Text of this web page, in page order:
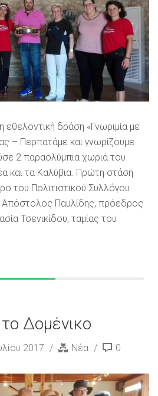
εθελοντική δράση «Γνωριμία με
– Περπατάμε και γνωρίζουμε
2 παραολύμπια χωριά του
και τα Καλύβια. Πρώτη στάση
του Πολιτιστικού Συλλόγου
Παυλίδης, πρόεδρος
Τσενικίδου, ταμίας του
Δομένικο
2017 Νέα 0